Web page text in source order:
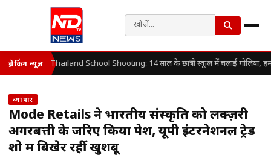
ब्रेकिंग न्यूज़ Thailand School Shooting: 14 साल के छात्र ने स्कूल में चलाई गोलियां,
व्यापार
Mode Retails ने भारतीय संस्कृति को लक्ज़री
अगरबत्ती के जरिए किया पेश, यूपी इंटरनेशनल ट्रेड
शो में बिखेर रहीं खुशबू